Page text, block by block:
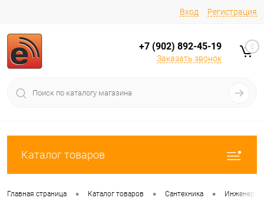
Вход Регистрация
+7 (902) 892-45-19
Заказать звонок
0
Каталог товаров
Главная страница • Каталог товаров • Сантехника •